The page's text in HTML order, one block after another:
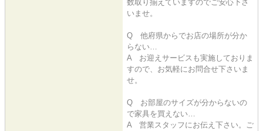
数取り揃えていますのでご安心下さ
いませ。
Q 他府県からでお店の場所が分か
らない…
A お迎えサービスも実施しておりま
すので、お気軽にお問合せ下さいま
せ。
Q お部屋のサイズが分からないの
で家具を買えない…
A 営業スタッフにお伝え下さい。ご